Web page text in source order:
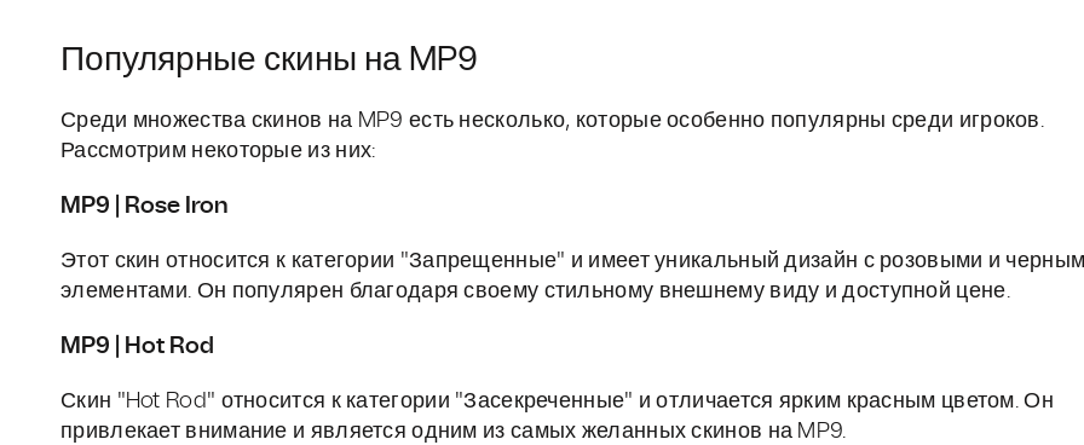
Популярные скины на MP9
Среди множества скинов на MP9 есть несколько, которые особенно популярны среди игроков.
Рассмотрим некоторые из них:
MP9 | Rose Iron
Этот скин относится к категории "Запрещенные" и имеет уникальный дизайн с розовыми и
элементами. Он популярен благодаря своему стильному внешнему виду и доступной цене.
MP9 | Hot Rod
Скин "Hot Rod" относится к категории "Засекреченные" и отличается ярким красным цветом. Он
привлекает внимание и является одним из самых желанных скинов на MP9.